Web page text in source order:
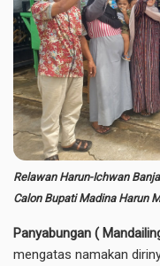
Relawan Harun-Ichwan
Calon Bupati Madina Harun
Panyabungan (
mengatas namakan